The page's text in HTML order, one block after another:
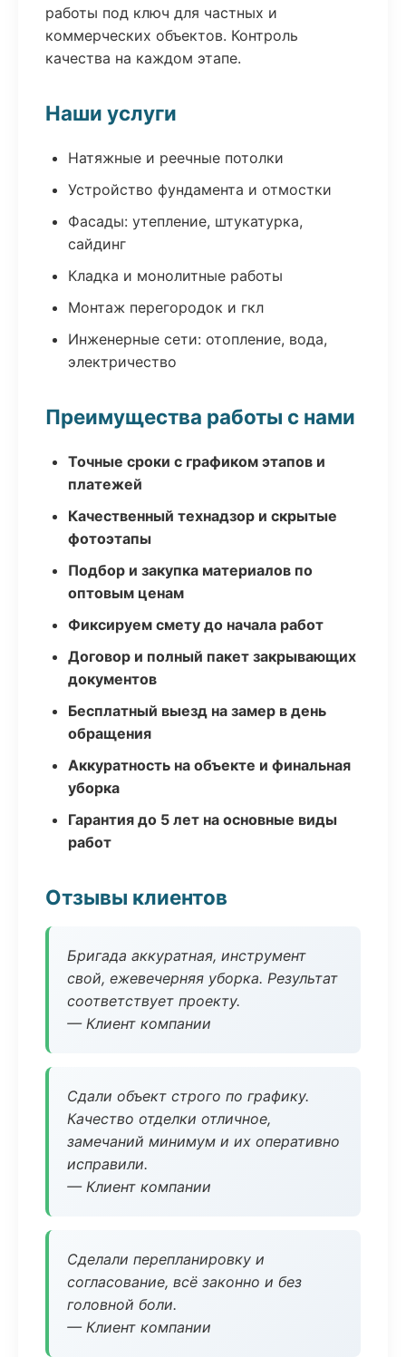
работы под ключ для частных и
коммерческих объектов. Контроль
качества на каждом этапе.
Наши услуги
Натяжные и реечные потолки
Устройство фундамента и отмостки
Фасады: утепление, штукатурка,
сайдинг
Кладка и монолитные работы
Монтаж перегородок и гкл
Инженерные сети: отопление, вода,
электричество
Преимущества работы с нами
Точные сроки с графиком этапов и
платежей
Качественный технадзор и скрытые
фотоэтапы
Подбор и закупка материалов по
оптовым ценам
Фиксируем смету до начала работ
Договор и полный пакет закрывающих
документов
Бесплатный выезд на замер в день
обращения
Аккуратность на объекте и финальная
уборка
Гарантия до 5 лет на основные виды
работ
Отзывы клиентов
Бригада аккуратная, инструмент
свой, ежевечерняя уборка. Результат
соответствует проекту.
— Клиент компании
Сдали объект строго по графику.
Качество отделки отличное,
замечаний минимум и их оперативно
исправили.
— Клиент компании
Сделали перепланировку и
согласование, всё законно и без
головной боли.
— Клиент компании